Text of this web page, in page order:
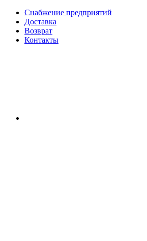
Снабжение предприятий
Доставка
Возврат
Контакты